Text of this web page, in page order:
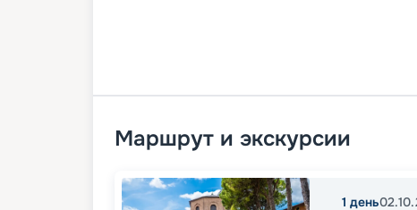
Маршрут и экскурсии
1 день